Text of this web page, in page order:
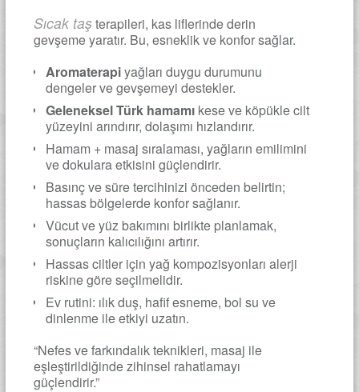
Sıcak taş terapileri, kas liflerinde derin
gevşeme yaratır. Bu, esneklik ve konfor sağlar.
Aromaterapiyağları duygu durumunu
dengeler ve gevşemeyi destekler.
Geleneksel Türk hamamıkese ve köpükle cilt
yüzeyini arındırır, dolaşımı hızlandırır.
Hamam + masaj sıralaması, yağların emilimini
ve dokulara etkisini güçlendirir.
Basınç ve süre tercihinizi önceden belirtin;
hassas bölgelerde konfor sağlanır.
Vücut ve yüz bakımını birlikte planlamak,
sonuçların kalıcılığını artırır.
Hassas ciltler için yağ kompozisyonları alerji
riskine göre seçilmelidir.
Ev rutini: ılık duş, hafif esneme, bol su ve
dinlenme ile etkiyi uzatın.
“Nefes ve farkındalık teknikleri, masaj ile
eşleştirildiğinde zihinsel rahatlamayı
güçlendirir.”